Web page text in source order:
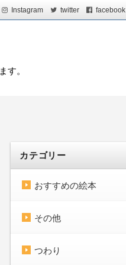
Instagram twitter facebook
す。
カテゴリー
おすすめの絵本
その他
つわり